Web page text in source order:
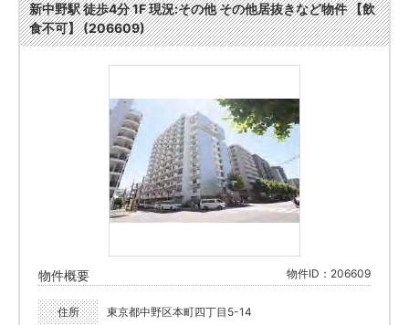
新中野駅 徒歩4分 1F 現況:その他 その他居抜きなど物件 【飲
食不可】 (206609)
物件概要 物件ID：206609
住所 東京都中野区本町四丁目5-14